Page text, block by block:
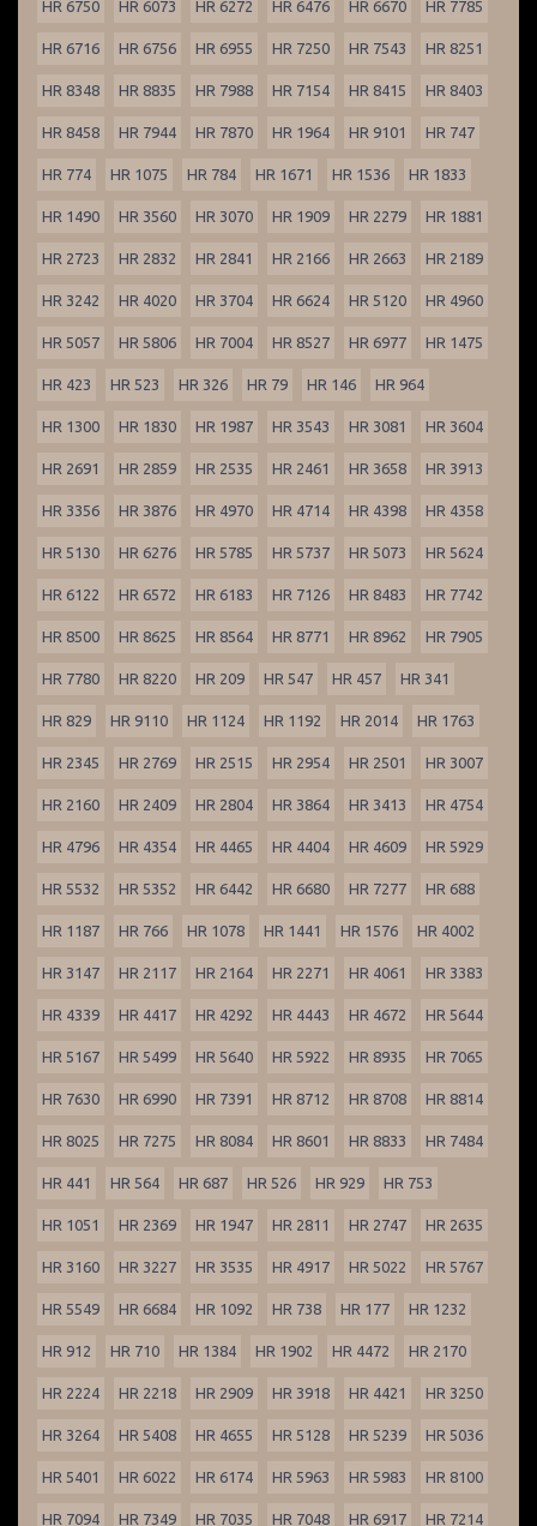
HR 6750 HR 6073 HR 6272 HR 6476 HR 6670 HR 7785
HR 6716 HR 6756 HR 6955 HR 7250 HR 7543 HR 8251
HR 8348 HR 8835 HR 7988 HR 7154 HR 8415 HR 8403
HR 8458 HR 7944 HR 7870 HR 1964 HR 9101 HR 747
HR 774 HR 1075 HR 784 HR 1671 HR 1536 HR 1833
HR 1490 HR 3560 HR 3070 HR 1909 HR 2279 HR 1881
HR 2723 HR 2832 HR 2841 HR 2166 HR 2663 HR 2189
HR 3242 HR 4020 HR 3704 HR 6624 HR 5120 HR 4960
HR 5057 HR 5806 HR 7004 HR 8527 HR 6977 HR 1475
HR 423 HR 523 HR 326 HR 79 HR 146 HR 964
HR 1300 HR 1830 HR 1987 HR 3543 HR 3081 HR 3604
HR 2691 HR 2859 HR 2535 HR 2461 HR 3658 HR 3913
HR 3356 HR 3876 HR 4970 HR 4714 HR 4398 HR 4358
HR 5130 HR 6276 HR 5785 HR 5737 HR 5073 HR 5624
HR 6122 HR 6572 HR 6183 HR 7126 HR 8483 HR 7742
HR 8500 HR 8625 HR 8564 HR 8771 HR 8962 HR 7905
HR 7780 HR 8220 HR 209 HR 547 HR 457 HR 341
HR 829 HR 9110 HR 1124 HR 1192 HR 2014 HR 1763
HR 2345 HR 2769 HR 2515 HR 2954 HR 2501 HR 3007
HR 2160 HR 2409 HR 2804 HR 3864 HR 3413 HR 4754
HR 4796 HR 4354 HR 4465 HR 4404 HR 4609 HR 5929
HR 5532 HR 5352 HR 6442 HR 6680 HR 7277 HR 688
HR 1187 HR 766 HR 1078 HR 1441 HR 1576 HR 4002
HR 3147 HR 2117 HR 2164 HR 2271 HR 4061 HR 3383
HR 4339 HR 4417 HR 4292 HR 4443 HR 4672 HR 5644
HR 5167 HR 5499 HR 5640 HR 5922 HR 8935 HR 7065
HR 7630 HR 6990 HR 7391 HR 8712 HR 8708 HR 8814
HR 8025 HR 7275 HR 8084 HR 8601 HR 8833 HR 7484
HR 441 HR 564 HR 687 HR 526 HR 929 HR 753
HR 1051 HR 2369 HR 1947 HR 2811 HR 2747 HR 2635
HR 3160 HR 3227 HR 3535 HR 4917 HR 5022 HR 5767
HR 5549 HR 6684 HR 1092 HR 738 HR 177 HR 1232
HR 912 HR 710 HR 1384 HR 1902 HR 4472 HR 2170
HR 2224 HR 2218 HR 2909 HR 3918 HR 4421 HR 3250
HR 3264 HR 5408 HR 4655 HR 5128 HR 5239 HR 5036
HR 5401 HR 6022 HR 6174 HR 5963 HR 5983 HR 8100
HR 7094 HR 7349 HR 7035 HR 7048 HR 6917 HR 7214